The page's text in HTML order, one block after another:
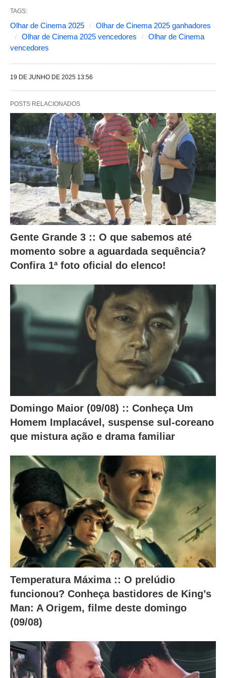
s
s
n
t
e
s
a
l
t
e
r
a
m
o
n
a
b
a
x
o
.
TAGS:
Olhar de Cinema 2025
Olhar de Cinema 2025 ganhadores
Olhar de Cinema 2025 vencedores
Olhar de Cinema
vencedores
19 DE JUNHO DE 2025 13:56
POSTS RELACIONADOS
Gente Grande 3 :: O que sabemos até
momento sobre a aguardada sequência?
Confira 1ª foto oficial do elenco!
Domingo Maior (09/08) :: Conheça Um
Homem Implacável, suspense sul-coreano
que mistura ação e drama familiar
Temperatura Máxima :: O prelúdio
funcionou? Conheça bastidores de King’s
Man: A Origem, filme deste domingo
(09/08)